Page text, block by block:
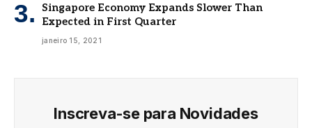
Singapore Economy Expands Slower Than
Expected in First Quarter
janeiro 15, 2021
Inscreva-se para Novidades